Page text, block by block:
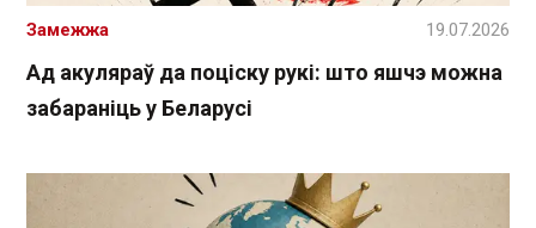
Ад акуляраў да поціску рукі: што яшчэ можна
забараніць у Беларусі
Замежжа 19.07.2026